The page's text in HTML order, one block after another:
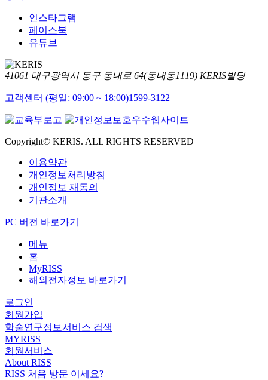
인스타그램
페이스북
유튜브
41061 대구광역시 동구 동내로 64(동내동1119) KERIS빌딩
고객센터 (평일: 09:00 ~ 18:00)1599-3122
Copyright© KERIS. ALL RIGHTS RESERVED
이용약관
개인정보처리방침
개인정보 재동의
기관소개
PC 버전 바로가기
메뉴
홈
MyRISS
해외전자정보 바로가기
로그인
회원가입
학술연구정보서비스 검색
MYRISS
회원서비스
About RISS
RISS 처음 방문 이세요?